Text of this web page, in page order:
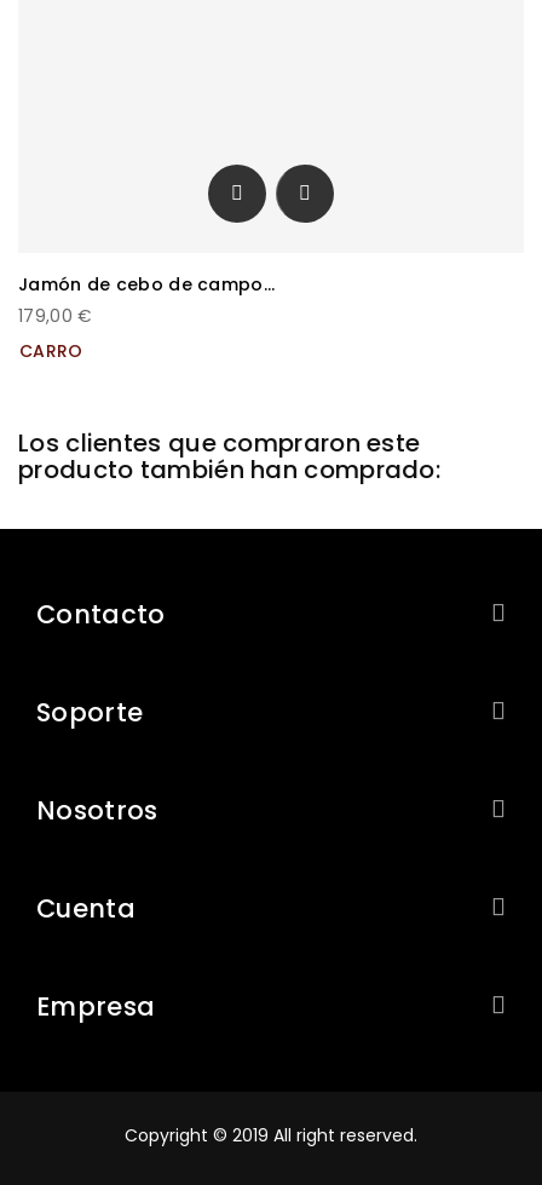
 
Jamón de cebo de campo...
179,00 €
CARRO
Los clientes que compraron este
producto también han comprado:
Contacto 

Soporte 

Nosotros 

Cuenta 

Empresa 

Copyright © 2019 All right reserved.